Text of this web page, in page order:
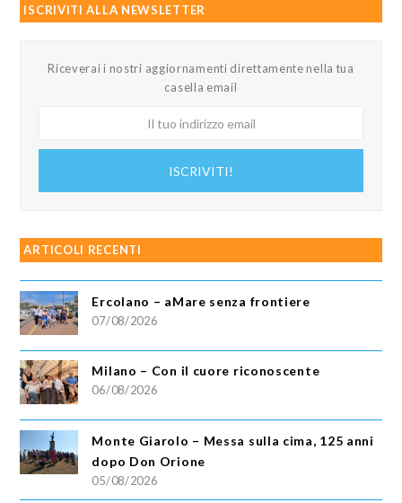
ISCRIVITI ALLA NEWSLETTER
Riceverai i nostri aggiornamenti direttamente nella tua
casella email
ISCRIVITI!
ARTICOLI RECENTI
Ercolano – aMare senza frontiere
07/08/2026
Milano – Con il cuore riconoscente
06/08/2026
Monte Giarolo – Messa sulla cima, 125 anni
dopo Don Orione
05/08/2026